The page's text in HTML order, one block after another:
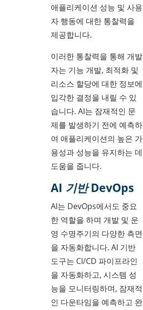
애플리케이션 성능 및 사용
자 행동에 대한 통찰력을
제공합니다.
이러한 통찰력을 통해 개발
자는 기능 개발, 최적화 및
리소스 할당에 대한 정보에
입각한 결정을 내릴 수 있
습니다. AI는 잠재적인 문
제를 발생하기 전에 예측하
여 애플리케이션의 높은 가
용성과 성능을 유지하는 데
도움을 줍니다.
AI 기반 DevOps
AI는 DevOps에서도 중요
한 역할을 하며 개발 및 운
영 수명주기의 다양한 측면
을 자동화합니다. AI 기반
도구는 CI/CD 파이프라인
을 자동화하고, 시스템 성
능을 모니터링하며, 잠재적
인 다운타임을 예측하고 완